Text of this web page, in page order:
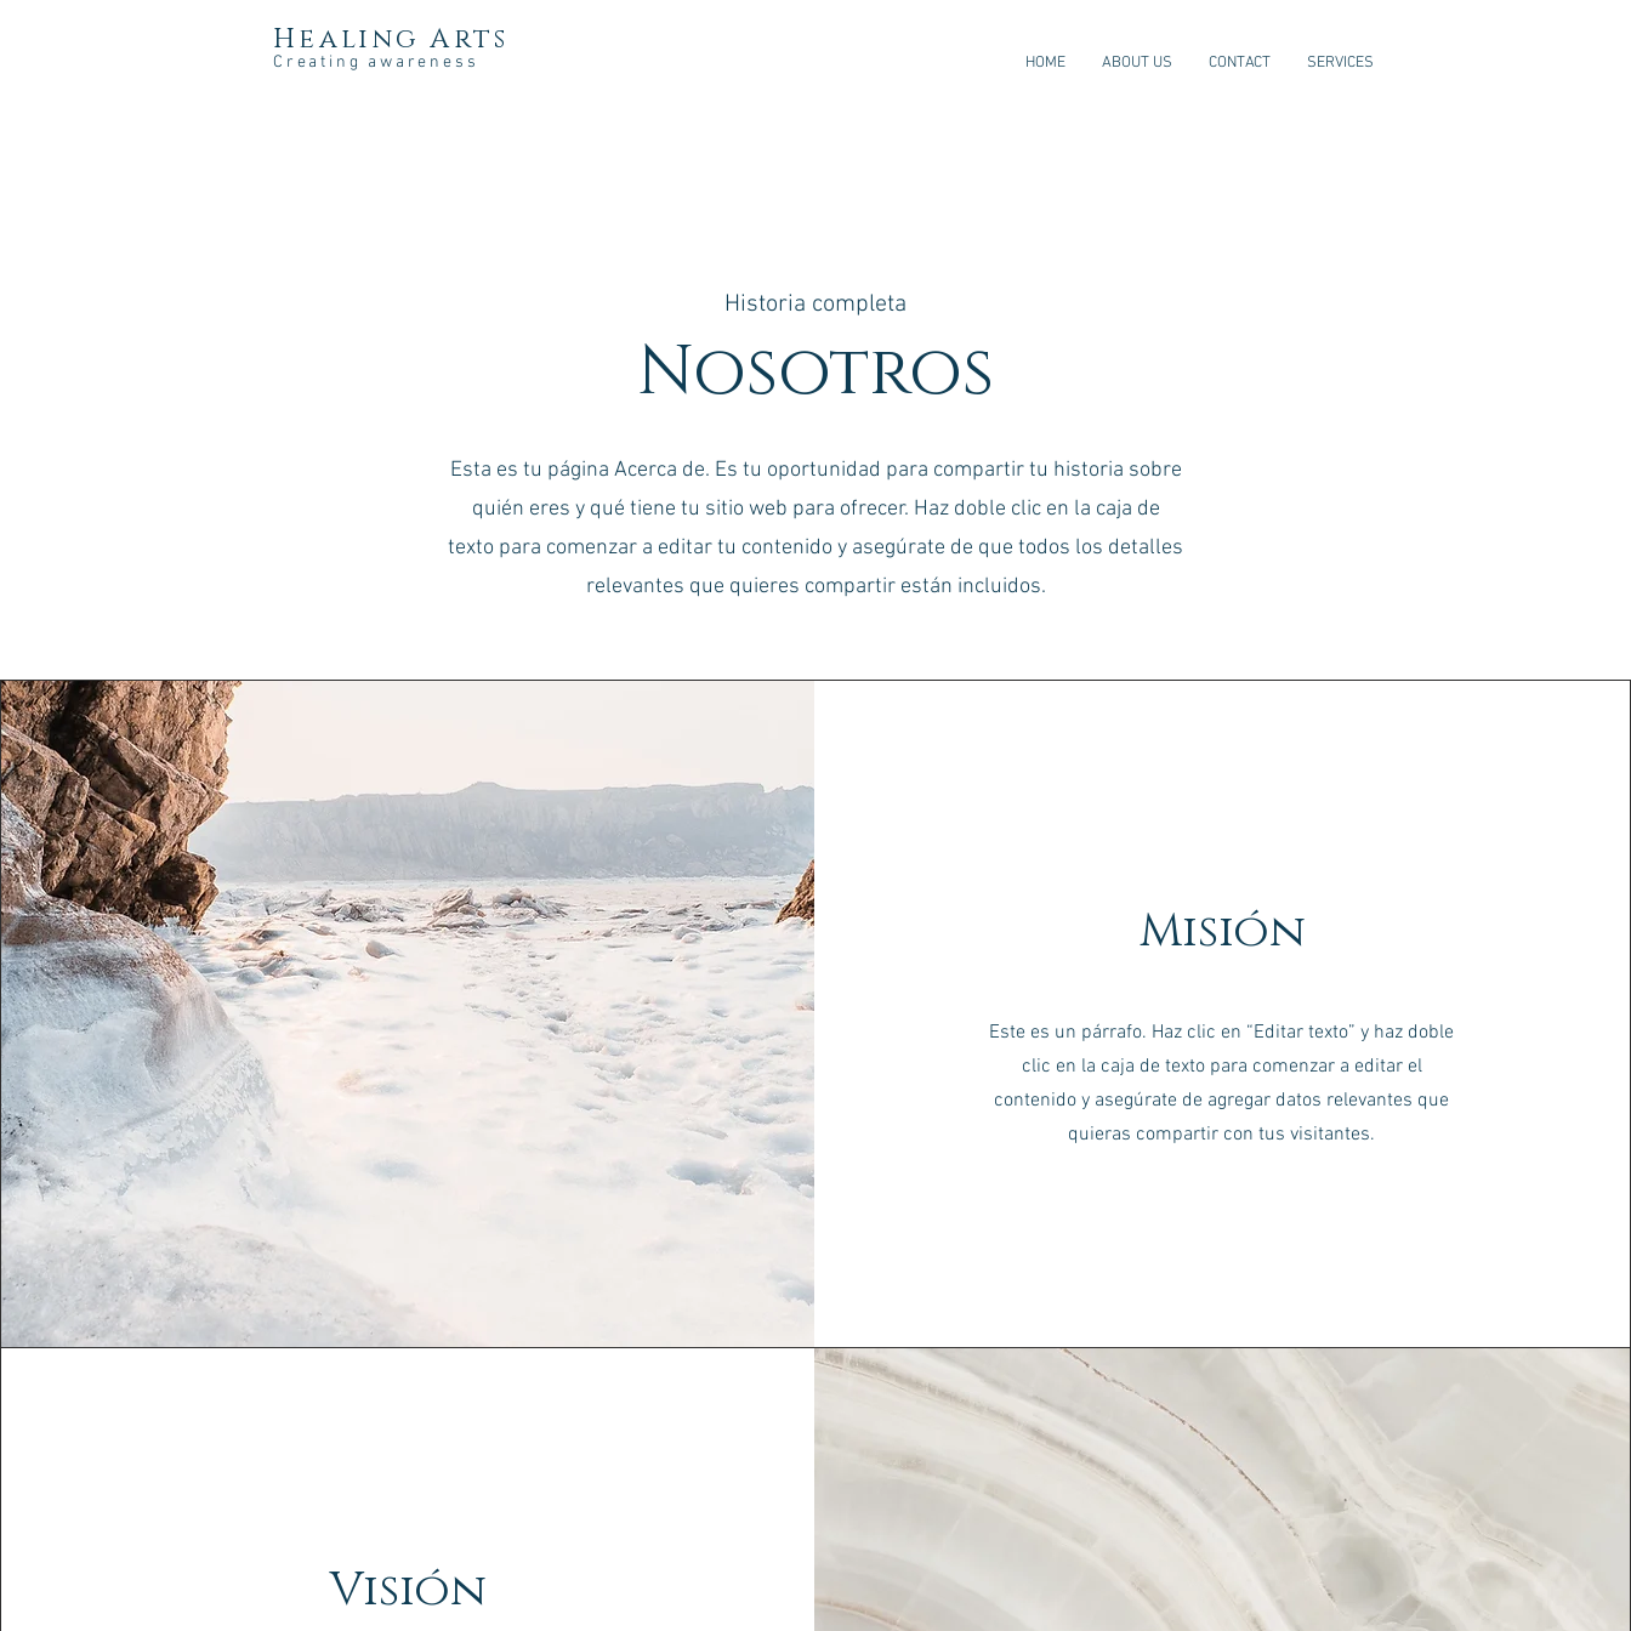
Healing Arts
Creating awareness HOME ABOUT US CONTACT SERVICES
Historia completa
Nosotros
Esta es tu página Acerca de. Es tu oportunidad para compartir tu historia sobre
quién eres y qué tiene tu sitio web para ofrecer. Haz doble clic en la caja de
texto para comenzar a editar tu contenido y asegúrate de que todos los detalles
relevantes que quieres compartir están incluidos.
Misión
Este es un párrafo. Haz clic en “Editar texto” y haz doble
clic en la caja de texto para comenzar a editar el
contenido y asegúrate de agregar datos relevantes que
quieras compartir con tus visitantes.
Visión